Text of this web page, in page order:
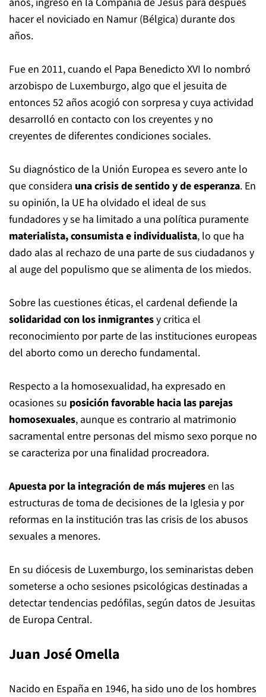
hacer el noviciado en Namur (Bélgica) durante dos
años.
Fue en 2011, cuando el Papa Benedicto XVI lo nombró
arzobispo de Luxemburgo, algo que el jesuita de
entonces 52 años acogió con sorpresa y cuya actividad
desarrolló en contacto con los creyentes y no
creyentes de diferentes condiciones sociales.
Su diagnóstico de la Unión Europea es severo ante lo
que considera una crisis de sentido y de esperanza. En
su opinión, la UE ha olvidado el ideal de sus
fundadores y se ha limitado a una política puramente
materialista, consumista e individualista, lo que ha
dado alas al rechazo de una parte de sus ciudadanos y
al auge del populismo que se alimenta de los miedos.
Sobre las cuestiones éticas, el cardenal defiende la
solidaridad con los inmigrantesy critica el
reconocimiento por parte de las instituciones europeas
del aborto como un derecho fundamental.
Respecto a la homosexualidad, ha expresado en
ocasiones su posición favorable hacia las parejas
homosexuales, aunque es contrario al matrimonio
sacramental entre personas del mismo sexo porque no
se caracteriza por una finalidad procreadora.
Apuesta por la integración de más mujeresen las
estructuras de toma de decisiones de la Iglesia y por
reformas en la institución tras las crisis de los abusos
sexuales a menores.
En su diócesis de Luxemburgo, los seminaristas deben
someterse a ocho sesiones psicológicas destinadas a
detectar tendencias pedófilas, según datos de Jesuitas
de Europa Central.
Juan José Omella
Nacido en España en 1946, ha sido uno de los hombres